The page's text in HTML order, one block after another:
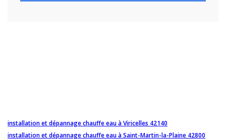
installation et dépannage chauffe eau à Viricelles 42140
installation et dépannage chauffe eau à Saint-Martin-la-Plaine 42800